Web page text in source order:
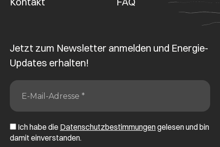
Jetzt zum Newsletter anmelden und Energie-
Updates erhalten!
Ich habe die Datenschutzbestimmungengelesen und bin
damit einverstanden.